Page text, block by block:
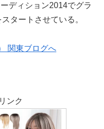
ディション2014でグラ
タートさせている。
ンク